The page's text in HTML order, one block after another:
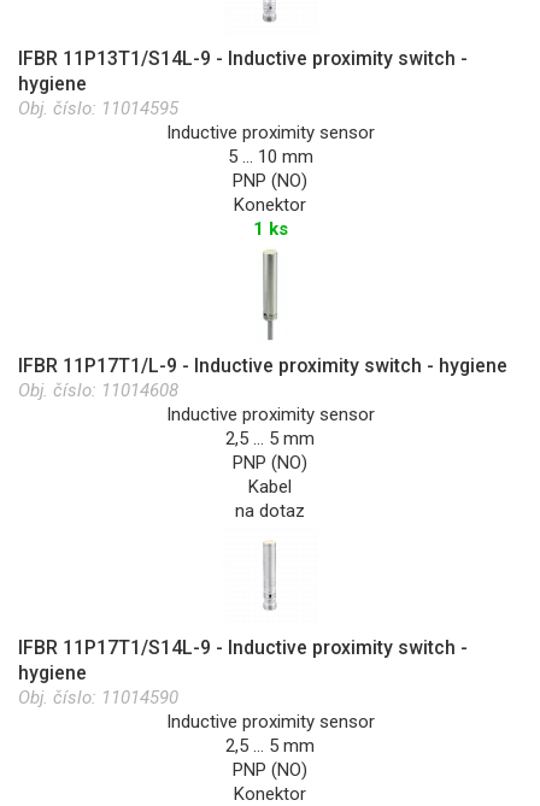
IFBR 11P13T1/S14L-9 - Inductive proximity switch -
hygiene
Obj. číslo: 11014595
Inductive proximity sensor
5 … 10 mm
PNP (NO)
Konektor
1 ks
IFBR 11P17T1/L-9 - Inductive proximity switch - hygiene
Obj. číslo: 11014608
Inductive proximity sensor
2,5 … 5 mm
PNP (NO)
Kabel
na dotaz
IFBR 11P17T1/S14L-9 - Inductive proximity switch -
hygiene
Obj. číslo: 11014590
Inductive proximity sensor
2,5 … 5 mm
PNP (NO)
Konektor